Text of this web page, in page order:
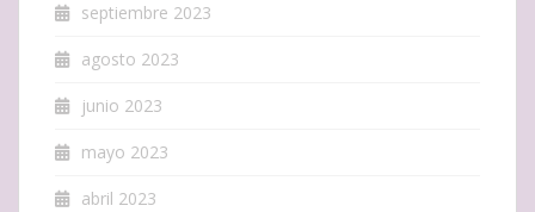
septiembre 2023
agosto 2023
junio 2023
mayo 2023
abril 2023